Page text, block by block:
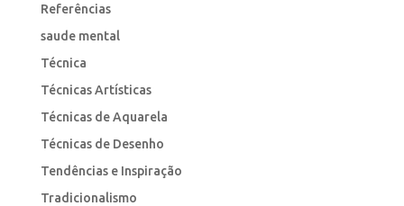
Referências
saude mental
Técnica
Técnicas Artísticas
Técnicas de Aquarela
Técnicas de Desenho
Tendências e Inspiração
Tradicionalismo